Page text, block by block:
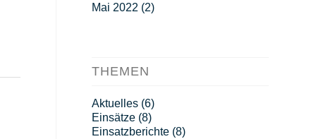
Mai 2022 (2)
THEMEN
Aktuelles(6)
Einsätze(8)
Einsatzberichte(8)